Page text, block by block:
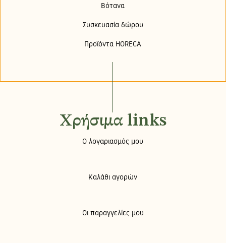
Βότανα
Συσκευασία δώρου
Προϊόντα HORECA
Χρήσιμα links
Ο λογαριασμός μου
Καλάθι αγορών
Οι παραγγελίες μου